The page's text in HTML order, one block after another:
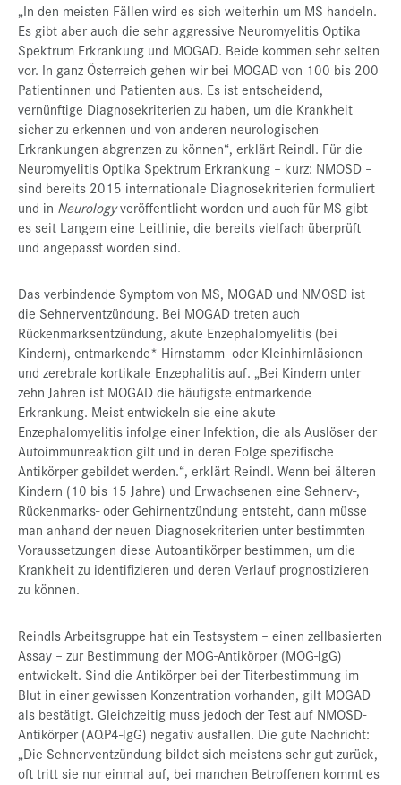
„In den meisten Fällen wird es sich weiterhin um MS handeln.
Es gibt aber auch die sehr aggressive Neuromyelitis Optika
Spektrum Erkrankung und MOGAD. Beide kommen sehr selten
vor. In ganz Österreich gehen wir bei MOGAD von 100 bis 200
Patientinnen und Patienten aus. Es ist entscheidend,
vernünftige Diagnosekriterien zu haben, um die Krankheit
sicher zu erkennen und von anderen neurologischen
Erkrankungen abgrenzen zu können“, erklärt Reindl. Für die
Neuromyelitis Optika Spektrum Erkrankung – kurz: NMOSD –
sind bereits 2015 internationale Diagnosekriterien formuliert
und in Neurologyveröffentlicht worden und auch für MS gibt
es seit Langem eine Leitlinie, die bereits vielfach überprüft
und angepasst worden sind.
Das verbindende Symptom von MS, MOGAD und NMOSD ist
die Sehnerventzündung. Bei MOGAD treten auch
Rückenmarksentzündung, akute Enzephalomyelitis (bei
Kindern), entmarkende* Hirnstamm- oder Kleinhirnläsionen
und zerebrale kortikale Enzephalitis auf. „Bei Kindern unter
zehn Jahren ist MOGAD die häufigste entmarkende
Erkrankung. Meist entwickeln sie eine akute
Enzephalomyelitis infolge einer Infektion, die als Auslöser der
Autoimmunreaktion gilt und in deren Folge spezifische
Antikörper gebildet werden.“, erklärt Reindl. Wenn bei älteren
Kindern (10 bis 15 Jahre) und Erwachsenen eine Sehnerv-,
Rückenmarks- oder Gehirnentzündung entsteht, dann müsse
man anhand der neuen Diagnosekriterien unter bestimmten
Voraussetzungen diese Autoantikörper bestimmen, um die
Krankheit zu identifizieren und deren Verlauf prognostizieren
zu können.
Reindls Arbeitsgruppe hat ein Testsystem – einen zellbasierten
Assay – zur Bestimmung der MOG-Antikörper (MOG-lgG)
entwickelt. Sind die Antikörper bei der Titerbestimmung im
Blut in einer gewissen Konzentration vorhanden, gilt MOGAD
als bestätigt. Gleichzeitig muss jedoch der Test auf NMOSD-
Antikörper (AQP4-lgG) negativ ausfallen. Die gute Nachricht:
„Die Sehnerventzündung bildet sich meistens sehr gut zurück,
oft tritt sie nur einmal auf, bei manchen Betroffenen kommt es